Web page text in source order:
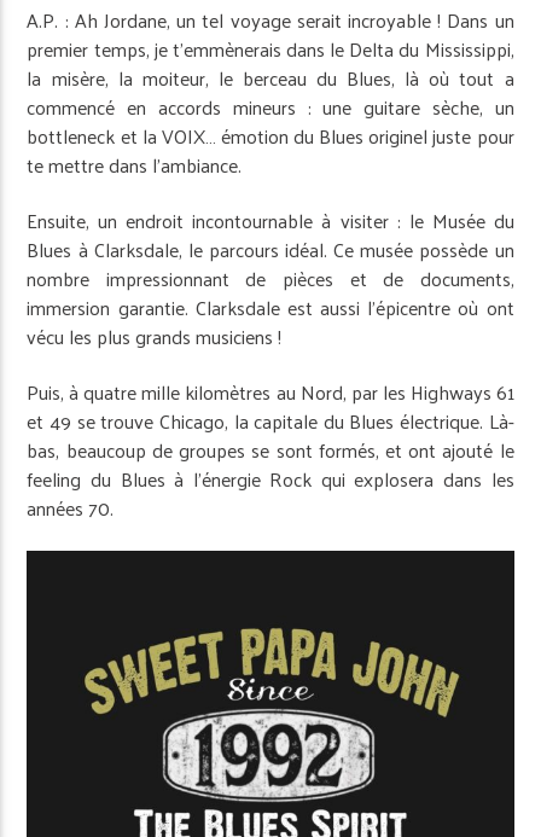
A.P. : Ah Jordane, un tel voyage serait incroyable ! Dans un
premier temps, je t’emmènerais dans le Delta du Mississippi,
la misère, la moiteur, le berceau du Blues, là où tout a
commencé en accords mineurs : une guitare sèche, un
bottleneck et la VOIX… émotion du Blues originel juste pour
te mettre dans l’ambiance.
Ensuite, un endroit incontournable à visiter : le Musée du
Blues à Clarksdale, le parcours idéal. Ce musée possède un
nombre impressionnant de pièces et de documents,
immersion garantie. Clarksdale est aussi l’épicentre où ont
vécu les plus grands musiciens !
Puis, à quatre mille kilomètres au Nord, par les Highways 61
et 49 se trouve Chicago, la capitale du Blues électrique. Là-
bas, beaucoup de groupes se sont formés, et ont ajouté le
feeling du Blues à l’énergie Rock qui explosera dans les
années 70.